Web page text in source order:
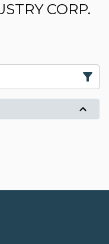
CORP.